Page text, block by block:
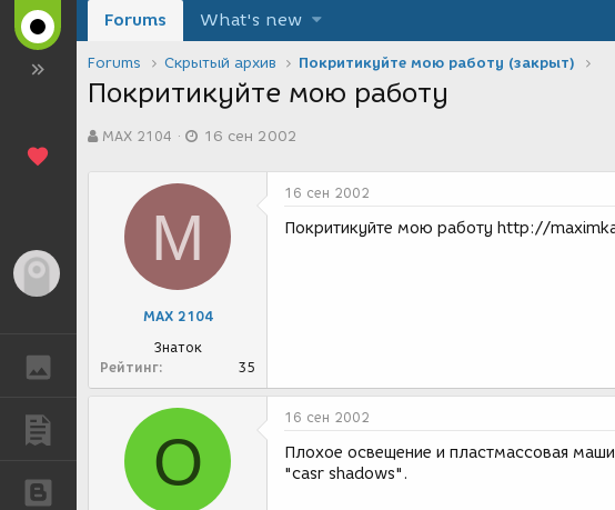
ГАЛЕРЕЯ
ПУБЛИКАЦИИ
БЛОГИ
Forums What's new
Forums Скрытый архив Покритикуйте мою работу (закрыт)
Покритикуйте мою работу
в
MAX 2104
а
а
и
16 сен 2002
M
MAX 2104
Знаток
Рейтинг
35
16 сен 2002
Покритикуйте мою работу http://
O
16 сен 2002
Плохое освещение и пластмассовая
"casr shadows".